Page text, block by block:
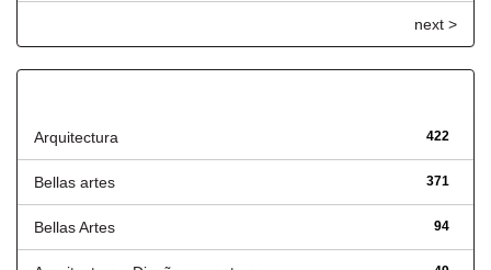
next >
422
Arquitectura
371
Bellas artes
94
Bellas Artes